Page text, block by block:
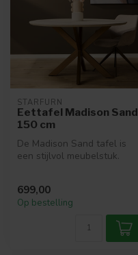
STARFURN
Eettafel Madison Sand |
150 cm
De Madison Sand tafel is
een stijlvol meubelstuk.
699,00
Op bestelling